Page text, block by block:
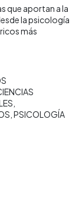
que aportan a la
la psicología
más
PSICOLOGÍA